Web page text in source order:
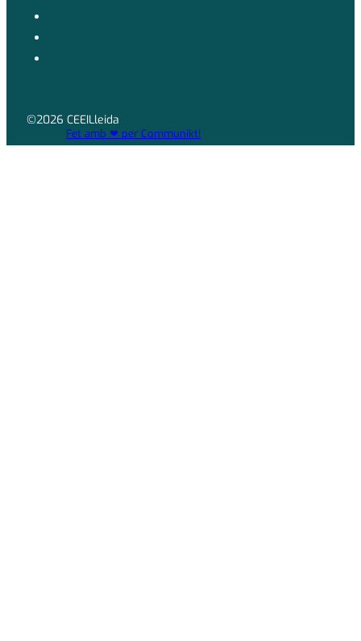
©2026 CEEILleida
Fet amb ❤ per Communikt!